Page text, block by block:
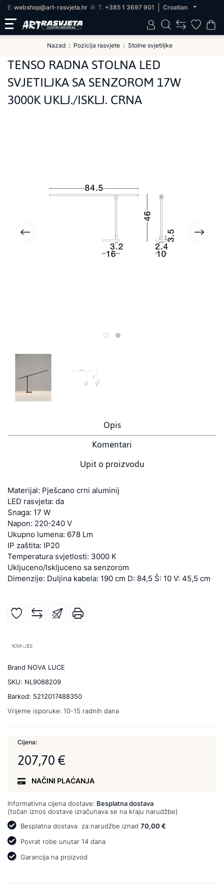
E: webshop@art-rasvjeta.hr ili T: +385 1 3697 901 Croatian
Nazad Pozicija rasvjete Stolne svjetiljke
TENSO RADNA STOLNA LED
SVJETILJKA SA SENZOROM 17W
3000K UKLJ./ISKLJ. CRNA
Opis
Komentari
Upit o proizvodu
Materijal: Pješcano crni aluminij
LED rasvjeta: da
Snaga: 17 W
Napon: 220-240 V
Ukupno lumena: 678 Lm
IP zaštita: IP20
Temperatura svjetlosti: 3000 K
Ukljuceno/Iskljuceno sa senzorom
Dimenzije: Duljina kabela: 190 cm D: 84,5 Š: 10 V: 45,5 cm
Brand NOVA LUCE
SKU: NL9088209
Barkod: 5212017488350
Vrijeme isporuke: 10-15 radnih dana
Cijena:
207,70 €
NAČINI PLAĆANJA
Informativna cijena dostave: Besplatna dostava
(točan iznos dostave izračunava se na kraju narudžbe)
Besplatna dostava za narudžbe iznad 70,00 €
Povrat robe unutar 14 dana
Garancija na proizvod